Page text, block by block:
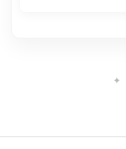
✦